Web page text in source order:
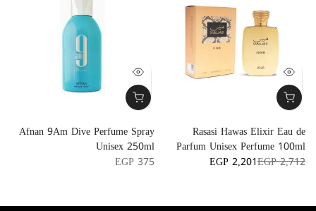
Afnan 9Am Dive Perfume Spray
Unisex 250ml
EGP 375
Rasasi Hawas Elixir Eau de
Parfum Unisex Perfume 100ml
EGP 2,712
EGP 2,201